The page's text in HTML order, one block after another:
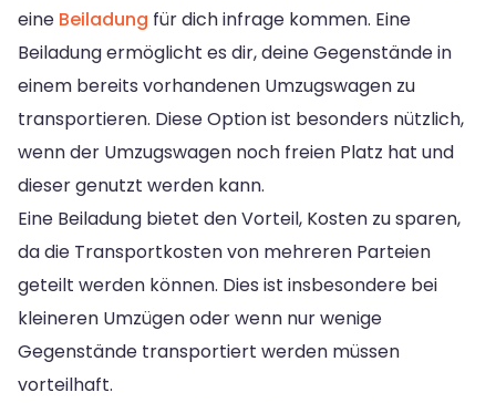
eine Beiladung für dich infrage kommen. Eine
Beiladung ermöglicht es dir, deine Gegenstände in
einem bereits vorhandenen Umzugswagen zu
transportieren. Diese Option ist besonders nützlich,
wenn der Umzugswagen noch freien Platz hat und
dieser genutzt werden kann.
Eine Beiladung bietet den Vorteil, Kosten zu sparen,
da die Transportkosten von mehreren Parteien
geteilt werden können. Dies ist insbesondere bei
kleineren Umzügen oder wenn nur wenige
Gegenstände transportiert werden müssen
vorteilhaft.